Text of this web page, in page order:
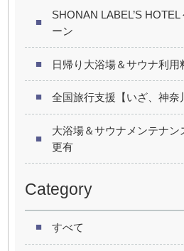
SHONAN LABEL’S
ーン
日帰り大浴場＆サウナ利用
全国旅行支援【いざ、神奈
大浴場＆サウナメンテナ
更有
Category
すべて